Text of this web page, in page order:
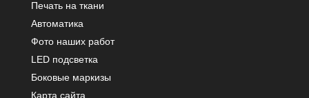
Печать на ткани
Автоматика
Фото наших работ
LED подсветка
Боковые маркизы
Карта сайта